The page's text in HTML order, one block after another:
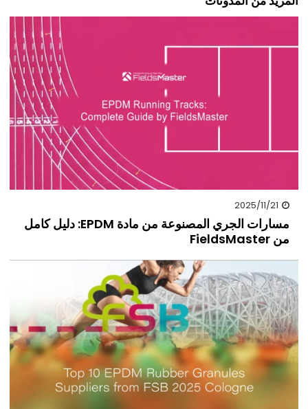
2025/11/21
مسارات الجري المصنوعة من مادة EPDM: دليل كامل
من FieldsMaster